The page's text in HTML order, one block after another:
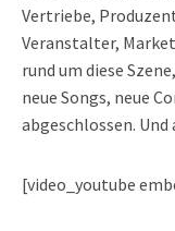
Vertriebe,
Veranstalter,
rund um diese
neue Songs, neue
abgeschlossen.
[video_youtube